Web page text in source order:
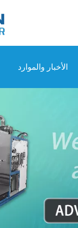
الأخبار والموارد